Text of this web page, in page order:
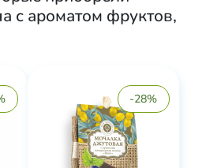
с ароматом фруктов,
-28%